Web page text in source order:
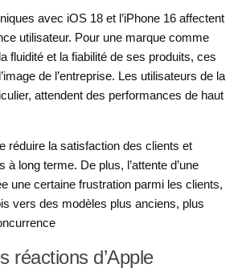
avec iOS 18 et l’iPhone 16 affectent
utilisateur. Pour une marque comme
fluidité et la fiabilité de ses produits, ces
de l’entreprise. Les utilisateurs de la
attendent des performances de haut
réduire la satisfaction des clients et
à long terme. De plus, l’attente d’une
une certaine frustration parmi les clients,
vers des modèles plus anciens, plus
réactions d’Apple